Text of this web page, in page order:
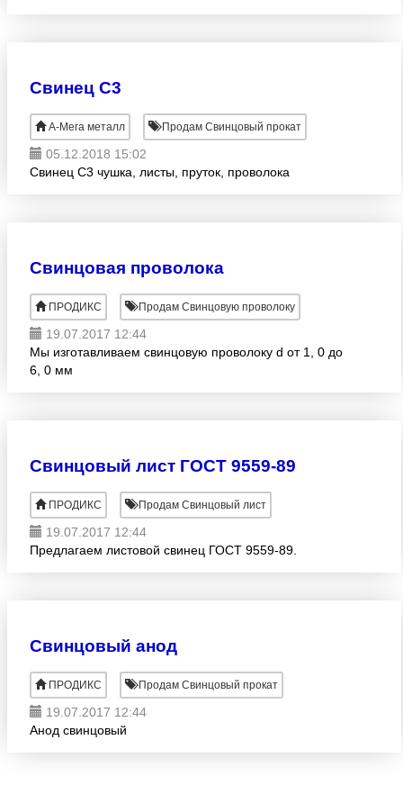
Свинец С3
А-Мега металл Продам Свинцовый прокат
05.12.2018 15:02
Свинец С3 чушка, листы, пруток, проволока
Свинцовая проволока
ПРОДИКС Продам Свинцовую проволоку
19.07.2017 12:44
Мы изготавливаем свинцовую проволоку d от 1, 0 до
6, 0 мм
Свинцовый лист ГОСТ 9559-89
ПРОДИКС Продам Свинцовый лист
19.07.2017 12:44
Предлагаем листовой свинец ГОСТ 9559-89.
Свинцовый анод
ПРОДИКС Продам Свинцовый прокат
19.07.2017 12:44
Анод свинцовый